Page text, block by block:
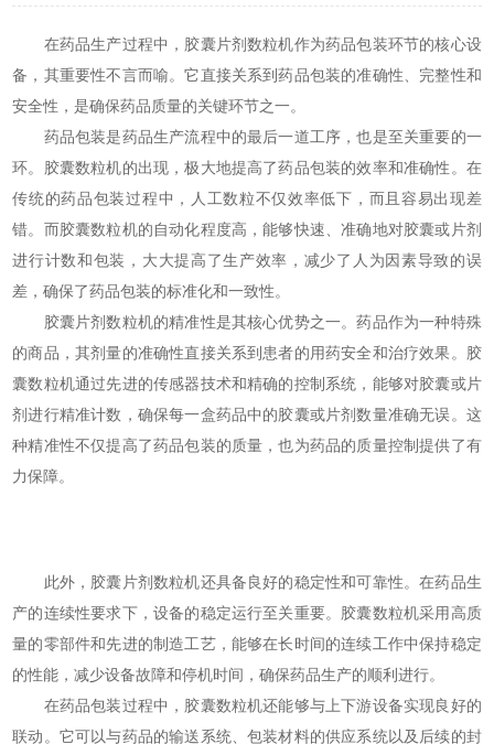
在药品生产过程中，胶囊片剂数粒机作为药品包装环节的核心设
备，其重要性不言而喻。它直接关系到药品包装的准确性、完整性和
安全性，是确保药品质量的关键环节之一。
药品包装是药品生产流程中的最后一道工序，也是至关重要的一
环。胶囊数粒机的出现，极大地提高了药品包装的效率和准确性。在
传统的药品包装过程中，人工数粒不仅效率低下，而且容易出现差
错。而胶囊数粒机的自动化程度高，能够快速、准确地对胶囊或片剂
进行计数和包装，大大提高了生产效率，减少了人为因素导致的误
差，确保了药品包装的标准化和一致性。
胶囊片剂数粒机的精准性是其核心优势之一。药品作为一种特殊
的商品，其剂量的准确性直接关系到患者的用药安全和治疗效果。胶
囊数粒机通过先进的传感器技术和精确的控制系统，能够对胶囊或片
剂进行精准计数，确保每一盒药品中的胶囊或片剂数量准确无误。这
种精准性不仅提高了药品包装的质量，也为药品的质量控制提供了有
力保障。
此外，胶囊片剂数粒机还具备良好的稳定性和可靠性。在药品生
产的连续性要求下，设备的稳定运行至关重要。胶囊数粒机采用高质
量的零部件和先进的制造工艺，能够在长时间的连续工作中保持稳定
的性能，减少设备故障和停机时间，确保药品生产的顺利进行。
在药品包装过程中，胶囊数粒机还能够与上下游设备实现良好的
联动。它可以与药品的输送系统、包装材料的供应系统以及后续的封